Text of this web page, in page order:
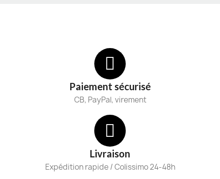
Paiement sécurisé
CB, PayPal, virement
Livraison
Expédition rapide / Colissimo 24-48h